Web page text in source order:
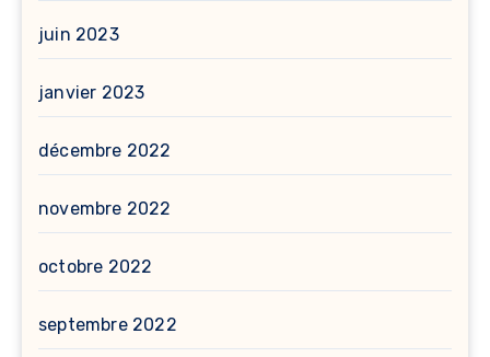
juin 2023
janvier 2023
décembre 2022
novembre 2022
octobre 2022
septembre 2022